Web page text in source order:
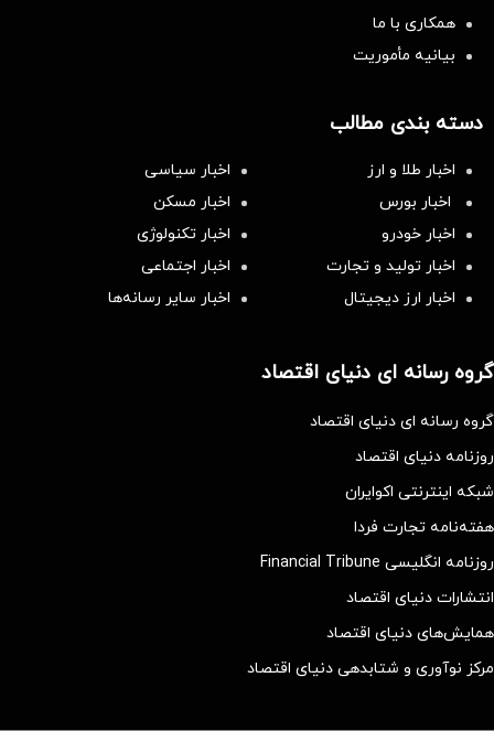
همکاری با ما
بیانیه مأموریت
دسته بندی مطالب
اخبار طلا و ارز
اخبار سیاسی
اخبار بورس
اخبار مسکن
اخبار خودرو
اخبار تکنولوژی
اخبار تولید و تجارت
اخبار اجتماعی
اخبار ارز دیجیتال
اخبار سایر رسانه‌‌ها
گروه رسانه ای دنیای اقتصاد
گروه رسانه ای دنیای اقتصاد
روزنامه دنیای اقتصاد
شبکه اینترنتی اکوایران
هفته‌نامه تجارت فردا
روزنامه انگلیسی Financial Tribune
انتشارات دنیای اقتصاد
همایش‌های دنیای اقتصاد
مرکز نوآوری و شتابدهی دنیای اقتصاد